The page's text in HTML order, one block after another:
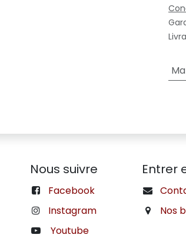
Nous suivre
Facebook
Instagram
Youtube
Entrer
Nos